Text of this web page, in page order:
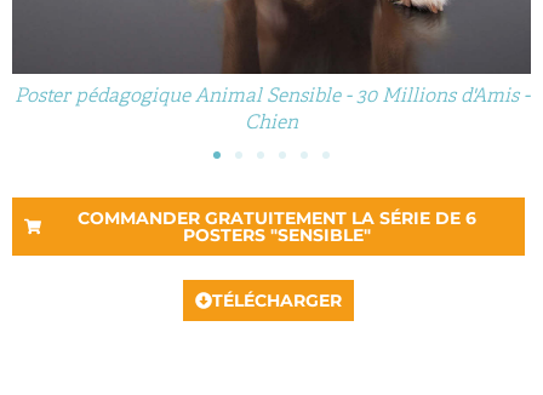
Poster pédagogique Animal Sensible - 30 Millions d'Amis -
Chien
COMMANDER GRATUITEMENT LA SÉRIE DE 6
POSTERS "SENSIBLE"
TÉLÉCHARGER